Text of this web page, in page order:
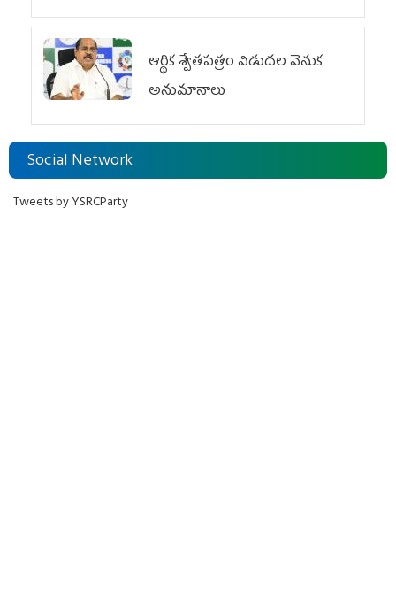
ఆర్థిక శ్వేతపత్రం విడుదల వెనుక
అనుమానాలు
Social Network
Tweets by YSRCParty